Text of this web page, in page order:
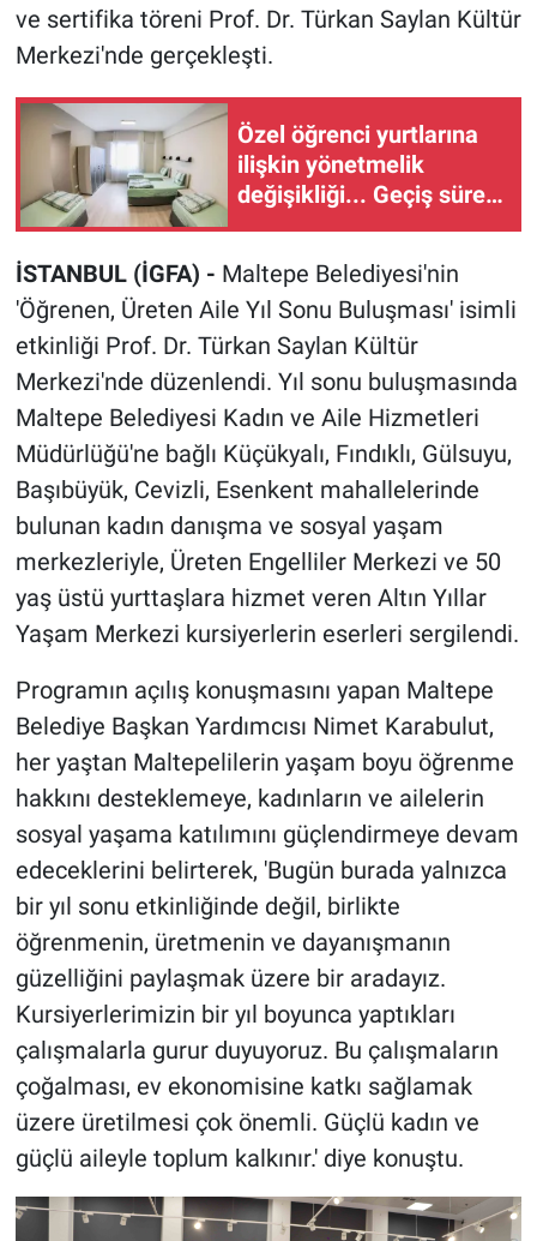
ve sertifika töreni Prof. Dr. Türkan Saylan Kültür
Merkezi'nde gerçekleşti.
Özel öğrenci yurtlarına
ilişkin yönetmelik
değişikliği... Geçiş süresi
İSTANBUL (İGFA) - Maltepe Belediyesi'nin
'Öğrenen, Üreten Aile Yıl Sonu Buluşması' isimli
etkinliği Prof. Dr. Türkan Saylan Kültür
Merkezi'nde düzenlendi. Yıl sonu buluşmasında
Maltepe Belediyesi Kadın ve Aile Hizmetleri
Müdürlüğü'ne bağlı Küçükyalı, Fındıklı, Gülsuyu,
Başıbüyük, Cevizli, Esenkent mahallelerinde
bulunan kadın danışma ve sosyal yaşam
merkezleriyle, Üreten Engelliler Merkezi ve 50
yaş üstü yurttaşlara hizmet veren Altın Yıllar
Yaşam Merkezi kursiyerlerin eserleri sergilendi.
Programın açılış konuşmasını yapan Maltepe
Belediye Başkan Yardımcısı Nimet Karabulut,
her yaştan Maltepelilerin yaşam boyu öğrenme
hakkını desteklemeye, kadınların ve ailelerin
sosyal yaşama katılımını güçlendirmeye devam
edeceklerini belirterek, 'Bugün burada yalnızca
bir yıl sonu etkinliğinde değil, birlikte
öğrenmenin, üretmenin ve dayanışmanın
güzelliğini paylaşmak üzere bir aradayız.
Kursiyerlerimizin bir yıl boyunca yaptıkları
çalışmalarla gurur duyuyoruz. Bu çalışmaların
çoğalması, ev ekonomisine katkı sağlamak
üzere üretilmesi çok önemli. Güçlü kadın ve
güçlü aileyle toplum kalkınır.' diye konuştu.